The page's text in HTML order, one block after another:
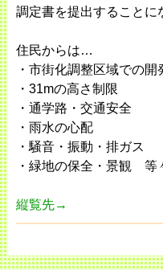
調定書を提出することに
住民からは…
・市街化調整区域での開
・31mの高さ制限
・通学路・交通安全
・雨水の心配
・騒音・振動・排ガス
・緑地の保全・景観 等
縦覧先→